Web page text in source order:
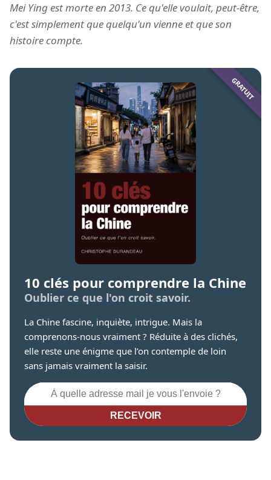
Mei Ying est morte en 2013. Ce qu'elle voulait, peut-être,
c'est simplement que quelqu'un vienne et que son
histoire compte.
10 clés pour comprendre la Chine
Oublier ce que l'on croit savoir.
La Chine fascine, inquiète, intrigue. Mais la
comprenons-nous vraiment ? Réduite à des clichés,
elle reste une énigme que l’on contemple de loin
sans jamais vraiment la saisir.
RECEVOIR